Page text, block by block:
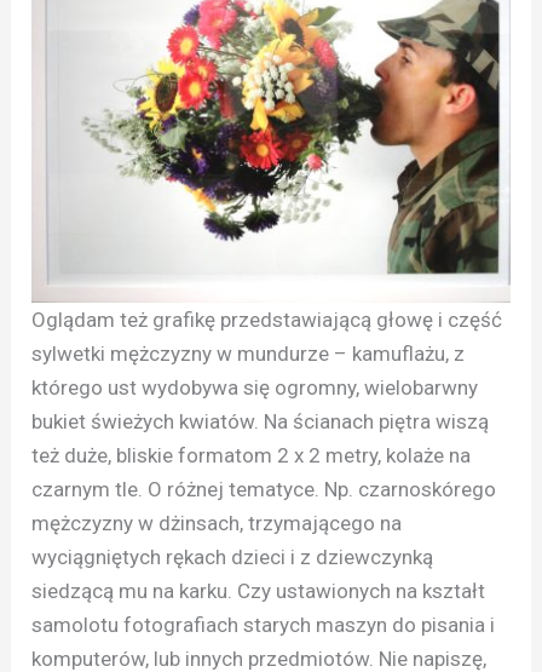
Oglądam też grafikę przedstawiającą głowę i część
sylwetki mężczyzny w mundurze – kamuflażu, z
którego ust wydobywa się ogromny, wielobarwny
bukiet świeżych kwiatów. Na ścianach piętra wiszą
też duże, bliskie formatom 2 x 2 metry, kolaże na
czarnym tle. O różnej tematyce. Np. czarnoskórego
mężczyzny w dżinsach, trzymającego na
wyciągniętych rękach dzieci i z dziewczynką
siedzącą mu na karku. Czy ustawionych na kształt
samolotu fotografiach starych maszyn do pisania i
komputerów, lub innych przedmiotów. Nie napiszę,